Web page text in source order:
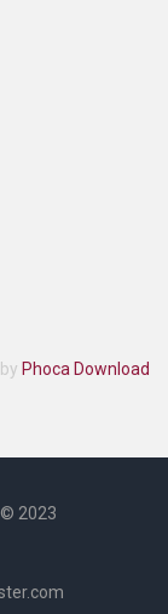
Phoca Download
2023